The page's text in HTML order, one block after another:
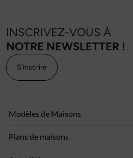
INSCRIVEZ-VOUS À
NOTRE NEWSLETTER !
S'inscrire
Modèles de Maisons
Plans de maisons